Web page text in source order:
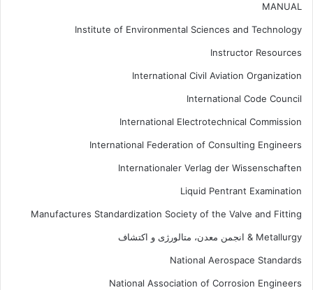
MANUAL
Institute of Environmental Sciences and Technology
Instructor Resources
International Civil Aviation Organization
International Code Council
International Electrotechnical Commission
International Federation of Consulting Engineers
Internationaler Verlag der Wissenschaften
Liquid Pentrant Examination
Manufactures Standardization Society of the Valve and Fitting
Metallurgy & انجمن معدن، متالورژی و اکتشاف
National Aerospace Standards
National Association of Corrosion Engineers